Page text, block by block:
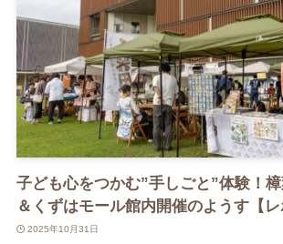
子ども心をつかむ”手しごと”体験！
＆くずはモール館内開催のようす【レ
2025年10月31日